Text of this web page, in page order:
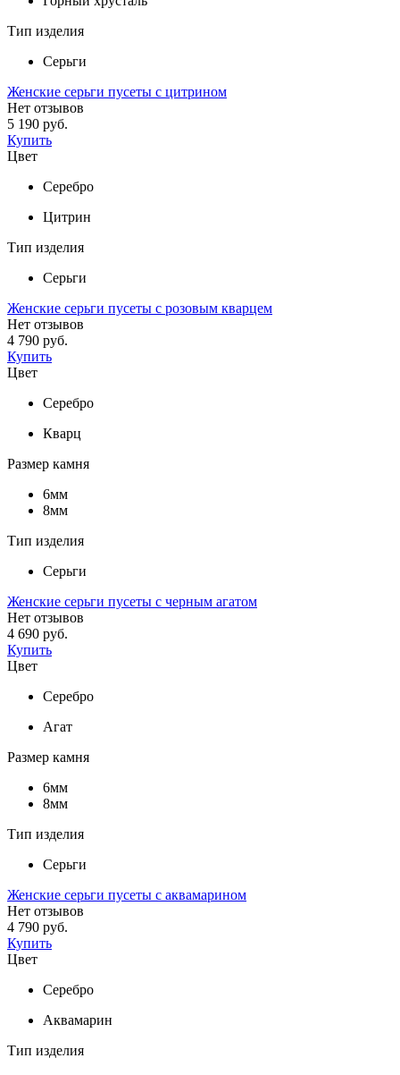
Тип изделия
Серьги
Женские серьги пусеты с цитрином
Нет отзывов
5 190 руб.
Купить
Цвет
Серебро
Цитрин
Тип изделия
Серьги
Женские серьги пусеты с розовым кварцем
Нет отзывов
4 790 руб.
Купить
Цвет
Серебро
Кварц
Размер камня
6мм
8мм
Тип изделия
Серьги
Женские серьги пусеты с черным агатом
Нет отзывов
4 690 руб.
Купить
Цвет
Серебро
Агат
Размер камня
6мм
8мм
Тип изделия
Серьги
Женские серьги пусеты с аквамарином
Нет отзывов
4 790 руб.
Купить
Цвет
Серебро
Аквамарин
Тип изделия